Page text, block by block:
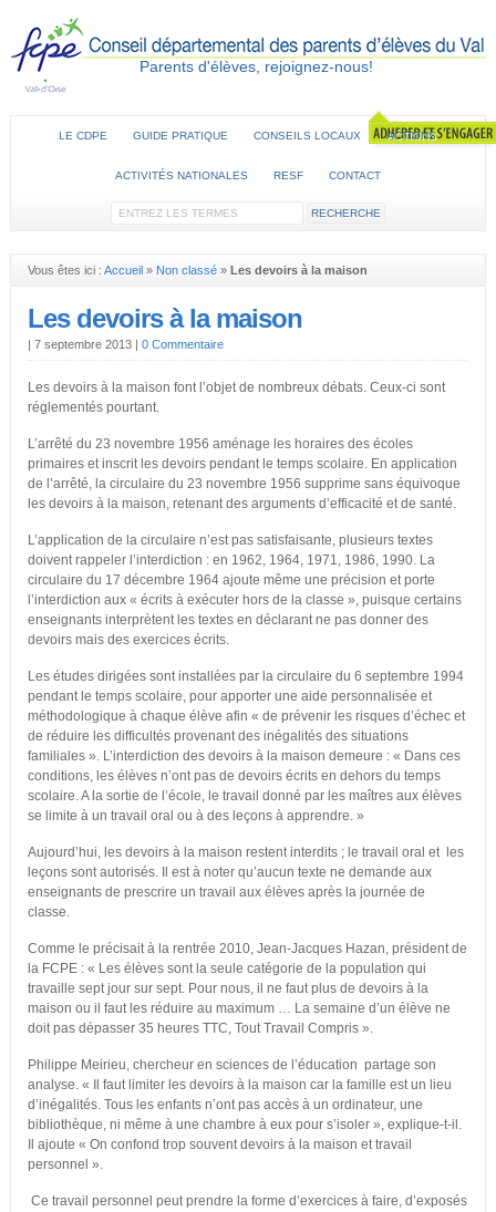
Parents d'élèves, rejoignez-nous!
LE CDPE GUIDE PRATIQUE CONSEILS LOCAUX ACTIONS
ACTIVITÉS NATIONALES RESF CONTACT
Vous êtes ici : Accueil» Non classé» Les devoirs à la maison
Les devoirs à la maison
| 7 septembre 2013 | 0 Commentaire
Les devoirs à la maison font l’objet de nombreux débats. Ceux-ci sont
réglementés pourtant.
L’arrêté du 23 novembre 1956 aménage les horaires des écoles
primaires et inscrit les devoirs pendant le temps scolaire. En application
de l’arrêté, la circulaire du 23 novembre 1956 supprime sans équivoque
les devoirs à la maison, retenant des arguments d’efficacité et de santé.
L’application de la circulaire n’est pas satisfaisante, plusieurs textes
doivent rappeler l’interdiction : en 1962, 1964, 1971, 1986, 1990. La
circulaire du 17 décembre 1964 ajoute même une précision et porte
l’interdiction aux « écrits à exécuter hors de la classe », puisque certains
enseignants interprètent les textes en déclarant ne pas donner des
devoirs mais des exercices écrits.
Les études dirigées sont installées par la circulaire du 6 septembre 1994
pendant le temps scolaire, pour apporter une aide personnalisée et
méthodologique à chaque élève afin « de prévenir les risques d’échec et
de réduire les difficultés provenant des inégalités des situations
familiales ». L’interdiction des devoirs à la maison demeure : « Dans ces
conditions, les élèves n’ont pas de devoirs écrits en dehors du temps
scolaire. A la sortie de l’école, le travail donné par les maîtres aux élèves
se limite à un travail oral ou à des leçons à apprendre. »
Aujourd’hui, les devoirs à la maison restent interdits ; le travail oral et les
leçons sont autorisés. Il est à noter qu’aucun texte ne demande aux
enseignants de prescrire un travail aux élèves après la journée de
classe.
Comme le précisait à la rentrée 2010, Jean-Jacques Hazan, président de
la FCPE : « Les élèves sont la seule catégorie de la population qui
travaille sept jour sur sept. Pour nous, il ne faut plus de devoirs à la
maison ou il faut les réduire au maximum … La semaine d’un élève ne
doit pas dépasser 35 heures TTC, Tout Travail Compris ».
Philippe Meirieu, chercheur en sciences de l’éducation partage son
analyse. « Il faut limiter les devoirs à la maison car la famille est un lieu
d’inégalités. Tous les enfants n’ont pas accès à un ordinateur, une
bibliothèque, ni même à une chambre à eux pour s’isoler », explique-t-il.
Il ajoute « On confond trop souvent devoirs à la maison et travail
personnel ».
Ce travail personnel peut prendre la forme d’exercices à faire, d’exposés